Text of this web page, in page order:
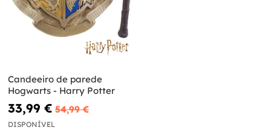
Candeeiro de parede
Hogwarts - Harry Potter
33,99 € 54,99 €
DISPONÍVEL